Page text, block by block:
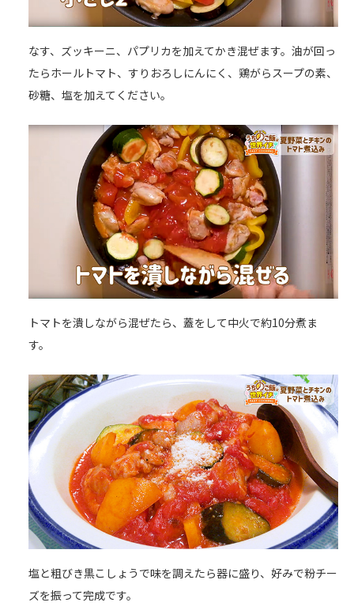
なす、ズッキーニ、パプリカを加えてかき混ぜます。油が回っ
たらホールトマト、すりおろしにんにく、鶏がらスープの素、
砂糖、塩を加えてください。
トマトを潰しながら混ぜたら、蓋をして中火で約10分煮ま
す。
塩と粗びき黒こしょうで味を調えたら器に盛り、好みで粉チー
ズを振って完成です。